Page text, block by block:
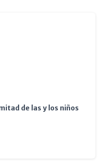
de las y los niños